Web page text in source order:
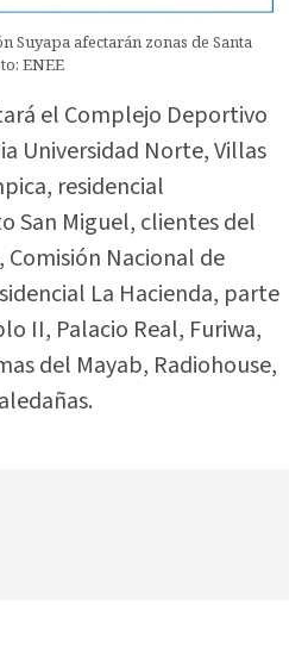
Suyapa afectarán zonas de Santa
ENEE
el Complejo Deportivo
Universidad Norte, Villas
residencial
San Miguel, clientes del
Nacional de
La Hacienda, parte
II, Palacio Real, Furiwa,
del Mayab, Radiohouse,